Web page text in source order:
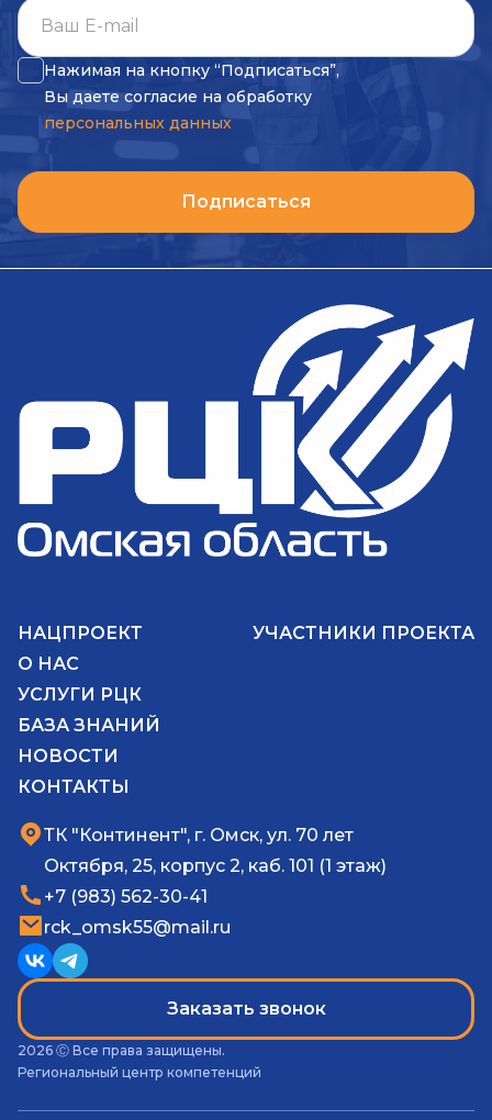
Нажимая на кнопку “Подписаться”,
Вы даете согласие на обработку
персональных данных
Подписаться
НАЦПРОЕКТ
О НАС
УСЛУГИ РЦК
БАЗА ЗНАНИЙ
НОВОСТИ
КОНТАКТЫ
УЧАСТНИКИ ПРОЕКТА
ТК "Континент", г. Омск, ул. 70 лет
Октября, 25, корпус 2, каб. 101 (1 этаж)
+7 (983) 562-30-41
rck_omsk55@mail.ru
Заказать звонок
2026 Ⓒ Все права защищены.
Региональный центр компетенций